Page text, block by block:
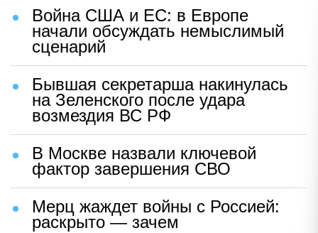
Война США и ЕС: в Европе
начали обсуждать немыслимый
сценарий
Бывшая секретарша накинулась
на Зеленского после удара
возмездия ВС РФ
В Москве назвали ключевой
фактор завершения СВО
Мерц жаждет войны с Россией:
раскрыто — зачем